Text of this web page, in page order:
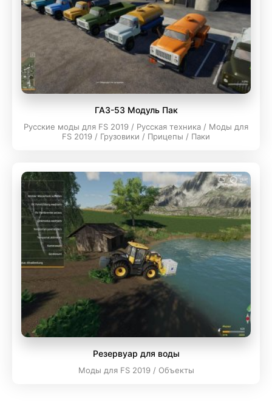
ГАЗ-53 Модуль Пак
Русские моды для FS 2019 / Русская техника / Моды для
FS 2019 / Грузовики / Прицепы / Паки
Резервуар для воды
Моды для FS 2019 / Объекты